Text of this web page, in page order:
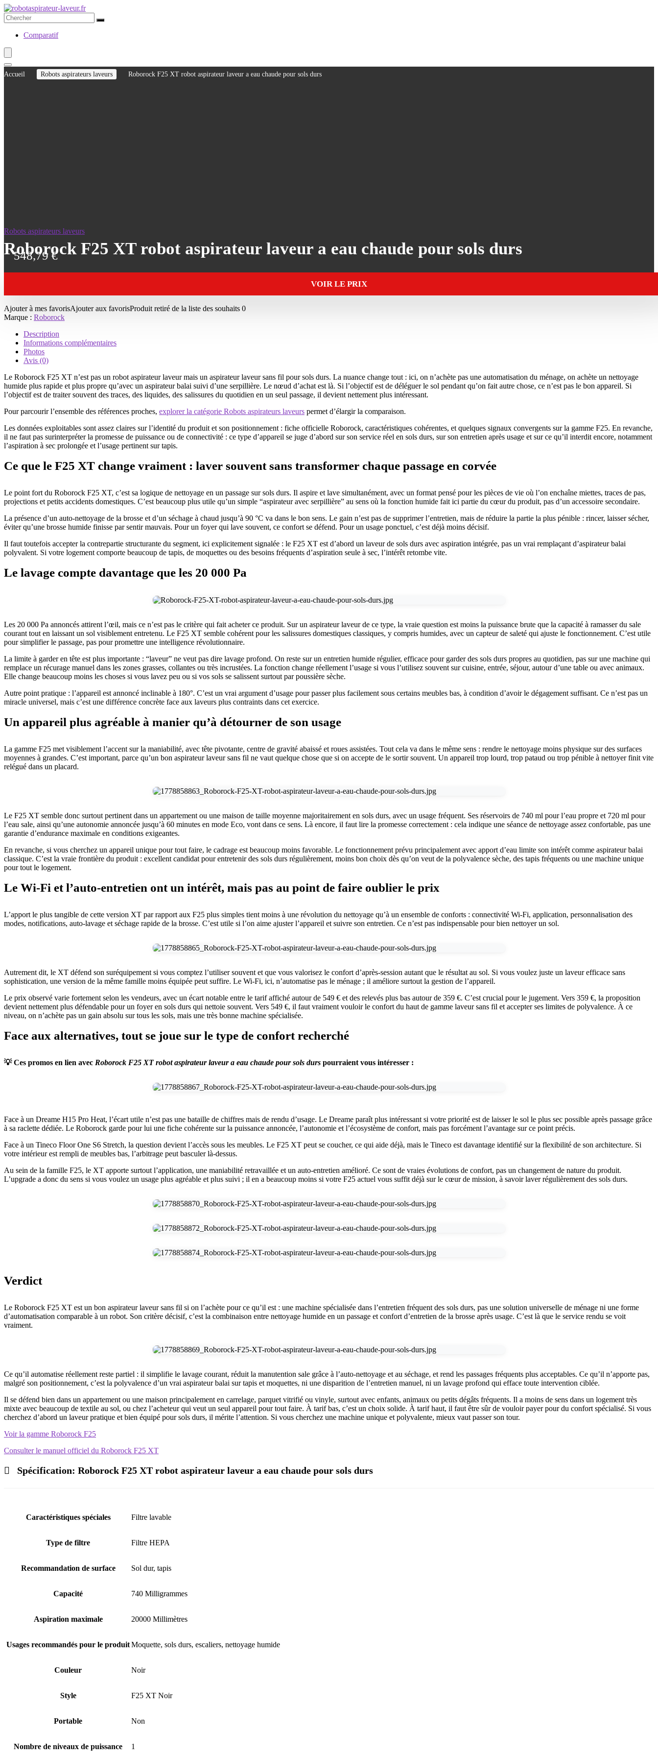
Comparatif
Accueil Robots aspirateurs laveurs Roborock F25 XT robot aspirateur laveur a eau chaude pour sols durs
Robots aspirateurs laveurs
Roborock F25 XT robot aspirateur laveur a eau chaude pour sols durs
548,79€
VOIR LE PRIX
Ajouter à mes favorisAjouter aux favorisProduit retiré de la liste des souhaits 0
Marque : Roborock
Description
Informations complémentaires
Photos
Avis (0)
Le Roborock F25 XT n’est pas un robot aspirateur laveur mais un aspirateur laveur sans fil pour sols durs. La nuance change tout : ici, on n’achète pas une automatisation du ménage, on achète un nettoyage
humide plus rapide et plus propre qu’avec un aspirateur balai suivi d’une serpillière. Le nœud d’achat est là. Si l’objectif est de déléguer le sol pendant qu’on fait autre chose, ce n’est pas le bon appareil. Si
l’objectif est de traiter souvent des traces, des liquides, des salissures du quotidien en un seul passage, il devient nettement plus intéressant.
Pour parcourir l’ensemble des références proches, explorer la catégorie Robots aspirateurs laveurs permet d’élargir la comparaison.
Les données exploitables sont assez claires sur l’identité du produit et son positionnement : fiche officielle Roborock, caractéristiques cohérentes, et quelques signaux convergents sur la gamme F25. En revanche,
il ne faut pas surinterpréter la promesse de puissance ou de connectivité : ce type d’appareil se juge d’abord sur son service réel en sols durs, sur son entretien après usage et sur ce qu’il interdit encore, notamment
l’aspiration à sec prolongée et l’usage pertinent sur tapis.
Ce que le F25 XT change vraiment : laver souvent sans transformer chaque passage en corvée
Le point fort du Roborock F25 XT, c’est sa logique de nettoyage en un passage sur sols durs. Il aspire et lave simultanément, avec un format pensé pour les pièces de vie où l’on enchaîne miettes, traces de pas,
projections et petits accidents domestiques. C’est beaucoup plus utile qu’un simple “aspirateur avec serpillière” au sens où la fonction humide fait ici partie du cœur du produit, pas d’un accessoire secondaire.
La présence d’un auto-nettoyage de la brosse et d’un séchage à chaud jusqu’à 90 °C va dans le bon sens. Le gain n’est pas de supprimer l’entretien, mais de réduire la partie la plus pénible : rincer, laisser sécher,
éviter qu’une brosse humide finisse par sentir mauvais. Pour un foyer qui lave souvent, ce confort se défend. Pour un usage ponctuel, c’est déjà moins décisif.
Il faut toutefois accepter la contrepartie structurante du segment, ici explicitement signalée : le F25 XT est d’abord un laveur de sols durs avec aspiration intégrée, pas un vrai remplaçant d’aspirateur balai
polyvalent. Si votre logement comporte beaucoup de tapis, de moquettes ou des besoins fréquents d’aspiration seule à sec, l’intérêt retombe vite.
Le lavage compte davantage que les 20 000 Pa
Les 20 000 Pa annoncés attirent l’œil, mais ce n’est pas le critère qui fait acheter ce produit. Sur un aspirateur laveur de ce type, la vraie question est moins la puissance brute que la capacité à ramasser du sale
courant tout en laissant un sol visiblement entretenu. Le F25 XT semble cohérent pour les salissures domestiques classiques, y compris humides, avec un capteur de saleté qui ajuste le fonctionnement. C’est utile
pour simplifier le passage, pas pour promettre une intelligence révolutionnaire.
La limite à garder en tête est plus importante : “laveur” ne veut pas dire lavage profond. On reste sur un entretien humide régulier, efficace pour garder des sols durs propres au quotidien, pas sur une machine qui
remplace un récurage manuel dans les zones grasses, collantes ou très incrustées. La fonction change réellement l’usage si vous l’utilisez souvent sur cuisine, entrée, séjour, autour d’une table ou avec animaux.
Elle change beaucoup moins les choses si vous lavez peu ou si vos sols se salissent surtout par poussière sèche.
Autre point pratique : l’appareil est annoncé inclinable à 180°. C’est un vrai argument d’usage pour passer plus facilement sous certains meubles bas, à condition d’avoir le dégagement suffisant. Ce n’est pas un
miracle universel, mais c’est une différence concrète face aux laveurs plus contraints dans cet exercice.
Un appareil plus agréable à manier qu’à détourner de son usage
La gamme F25 met visiblement l’accent sur la maniabilité, avec tête pivotante, centre de gravité abaissé et roues assistées. Tout cela va dans le même sens : rendre le nettoyage moins physique sur des surfaces
moyennes à grandes. C’est important, parce qu’un bon aspirateur laveur sans fil ne vaut quelque chose que si on accepte de le sortir souvent. Un appareil trop lourd, trop pataud ou trop pénible à nettoyer finit vite
relégué dans un placard.
Le F25 XT semble donc surtout pertinent dans un appartement ou une maison de taille moyenne majoritairement en sols durs, avec un usage fréquent. Ses réservoirs de 740 ml pour l’eau propre et 720 ml pour
l’eau sale, ainsi qu’une autonomie annoncée jusqu’à 60 minutes en mode Eco, vont dans ce sens. Là encore, il faut lire la promesse correctement : cela indique une séance de nettoyage assez confortable, pas une
garantie d’endurance maximale en conditions exigeantes.
En revanche, si vous cherchez un appareil unique pour tout faire, le cadrage est beaucoup moins favorable. Le fonctionnement prévu principalement avec apport d’eau limite son intérêt comme aspirateur balai
classique. C’est la vraie frontière du produit : excellent candidat pour entretenir des sols durs régulièrement, moins bon choix dès qu’on veut de la polyvalence sèche, des tapis fréquents ou une machine unique
pour tout le logement.
Le Wi‑Fi et l’auto-entretien ont un intérêt, mais pas au point de faire oublier le prix
L’apport le plus tangible de cette version XT par rapport aux F25 plus simples tient moins à une révolution du nettoyage qu’à un ensemble de conforts : connectivité Wi‑Fi, application, personnalisation des
modes, notifications, auto-lavage et séchage rapide de la brosse. C’est utile si l’on aime ajuster l’appareil et suivre son entretien. Ce n’est pas indispensable pour bien nettoyer un sol.
Autrement dit, le XT défend son suréquipement si vous comptez l’utiliser souvent et que vous valorisez le confort d’après-session autant que le résultat au sol. Si vous voulez juste un laveur efficace sans
sophistication, une version de la même famille moins équipée peut suffire. Le Wi‑Fi, ici, n’automatise pas le ménage ; il améliore surtout la gestion de l’appareil.
Le prix observé varie fortement selon les vendeurs, avec un écart notable entre le tarif affiché autour de 549 € et des relevés plus bas autour de 359 €. C’est crucial pour le jugement. Vers 359 €, la proposition
devient nettement plus défendable pour un foyer en sols durs qui nettoie souvent. Vers 549 €, il faut vraiment vouloir le confort du haut de gamme laveur sans fil et accepter ses limites de polyvalence. À ce
niveau, on n’achète pas un gain absolu sur tous les sols, mais une très bonne machine spécialisée.
Face aux alternatives, tout se joue sur le type de confort recherché
💡 Ces promos en lien avec Roborock F25 XT robot aspirateur laveur a eau chaude pour sols durs pourraient vous intéresser :
Face à un Dreame H15 Pro Heat, l’écart utile n’est pas une bataille de chiffres mais de rendu d’usage. Le Dreame paraît plus intéressant si votre priorité est de laisser le sol le plus sec possible après passage grâce
à sa raclette dédiée. Le Roborock garde pour lui une fiche cohérente sur la puissance annoncée, l’autonomie et l’écosystème de confort, mais pas forcément l’avantage sur ce point précis.
Face à un Tineco Floor One S6 Stretch, la question devient l’accès sous les meubles. Le F25 XT peut se coucher, ce qui aide déjà, mais le Tineco est davantage identifié sur la flexibilité de son architecture. Si
votre intérieur est rempli de meubles bas, l’arbitrage peut basculer là-dessus.
Au sein de la famille F25, le XT apporte surtout l’application, une maniabilité retravaillée et un auto-entretien amélioré. Ce sont de vraies évolutions de confort, pas un changement de nature du produit.
L’upgrade a donc du sens si vous voulez un usage plus agréable et plus suivi ; il en a beaucoup moins si votre F25 actuel vous suffit déjà sur le cœur de mission, à savoir laver régulièrement des sols durs.
Verdict
Le Roborock F25 XT est un bon aspirateur laveur sans fil si on l’achète pour ce qu’il est : une machine spécialisée dans l’entretien fréquent des sols durs, pas une solution universelle de ménage ni une forme
d’automatisation comparable à un robot. Son critère décisif, c’est la combinaison entre nettoyage humide en un passage et confort d’entretien de la brosse après usage. C’est là que le service rendu se voit
vraiment.
Ce qu’il automatise réellement reste partiel : il simplifie le lavage courant, réduit la manutention sale grâce à l’auto-nettoyage et au séchage, et rend les passages fréquents plus acceptables. Ce qu’il n’apporte pas,
malgré son positionnement, c’est la polyvalence d’un vrai aspirateur balai sur tapis et moquettes, ni une disparition de l’entretien manuel, ni un lavage profond qui efface toute intervention ciblée.
Il se défend bien dans un appartement ou une maison principalement en carrelage, parquet vitrifié ou vinyle, surtout avec enfants, animaux ou petits dégâts fréquents. Il a moins de sens dans un logement très
mixte avec beaucoup de textile au sol, ou chez l’acheteur qui veut un seul appareil pour tout faire. À tarif bas, c’est un choix solide. À tarif haut, il faut être sûr de vouloir payer pour du confort spécialisé. Si vous
cherchez d’abord un laveur pratique et bien équipé pour sols durs, il mérite l’attention. Si vous cherchez une machine unique et polyvalente, mieux vaut passer son tour.
Voir la gamme Roborock F25
Consulter le manuel officiel du Roborock F25 XT
Spécification: Roborock F25 XT robot aspirateur laveur a eau chaude pour sols durs
Caractéristiques spéciales Filtre lavable
Type de filtre Filtre HEPA
Recommandation de surface Sol dur, tapis
Capacité 740 Milligrammes
Aspiration maximale 20000 Millimètres
Usages recommandés pour le produitMoquette, sols durs, escaliers, nettoyage humide
Couleur Noir
Style F25 XT Noir
Portable Non
Nombre de niveaux de puissance 1